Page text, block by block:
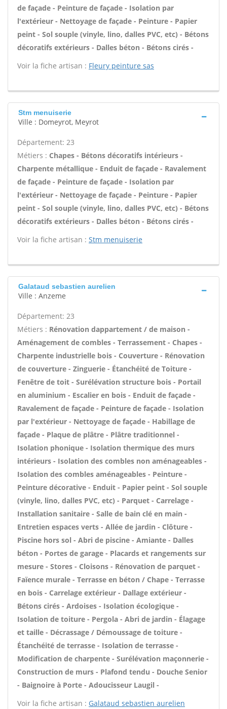
de façade - Peinture de façade - Isolation par
l'extérieur - Nettoyage de façade - Peinture - Papier
peint - Sol souple (vinyle, lino, dalles PVC, etc) - Bétons
décoratifs extérieurs - Dalles béton - Bétons cirés -
Voir la fiche artisan : Fleury peinture sas
Stm menuiserie
Ville : Domeyrot, Meyrot
Département: 23
Métiers : Chapes - Bétons décoratifs intérieurs -
Charpente métallique - Enduit de façade - Ravalement
de façade - Peinture de façade - Isolation par
l'extérieur - Nettoyage de façade - Peinture - Papier
peint - Sol souple (vinyle, lino, dalles PVC, etc) - Bétons
décoratifs extérieurs - Dalles béton - Bétons cirés -
Voir la fiche artisan : Stm menuiserie
Galataud sebastien aurelien
Ville : Anzeme
Département: 23
Métiers : Rénovation dappartement / de maison -
Aménagement de combles - Terrassement - Chapes -
Charpente industrielle bois - Couverture - Rénovation
de couverture - Zinguerie - Étanchéité de Toiture -
Fenêtre de toit - Surélévation structure bois - Portail
en aluminium - Escalier en bois - Enduit de façade -
Ravalement de façade - Peinture de façade - Isolation
par l'extérieur - Nettoyage de façade - Habillage de
façade - Plaque de plâtre - Plâtre traditionnel -
Isolation phonique - Isolation thermique des murs
intérieurs - Isolation des combles non aménageables -
Isolation des combles aménageables - Peinture -
Peinture décorative - Enduit - Papier peint - Sol souple
(vinyle, lino, dalles PVC, etc) - Parquet - Carrelage -
Installation sanitaire - Salle de bain clé en main -
Entretien espaces verts - Allée de jardin - Clôture -
Piscine hors sol - Abri de piscine - Amiante - Dalles
béton - Portes de garage - Placards et rangements sur
mesure - Stores - Cloisons - Rénovation de parquet -
Faïence murale - Terrasse en béton / Chape - Terrasse
en bois - Carrelage extérieur - Dallage extérieur -
Bétons cirés - Ardoises - Isolation écologique -
Isolation de toiture - Pergola - Abri de jardin - Élagage
et taille - Décrassage / Démoussage de toiture -
Étanchéité de terrasse - Isolation de terrasse -
Modification de charpente - Surélévation maçonnerie -
Construction de murs - Plafond tendu - Douche Senior
- Baignoire à Porte - Adoucisseur Laugil -
Voir la fiche artisan : Galataud sebastien aurelien